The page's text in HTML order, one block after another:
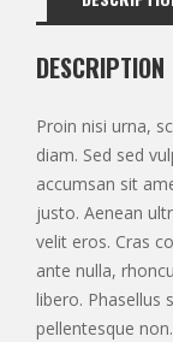
DESCRIPTION
Proin nisi urna,
diam. Sed sed
accumsan sit
justo. Aenean
velit eros. Cras
ante nulla,
libero. Phasellus
pellentesque